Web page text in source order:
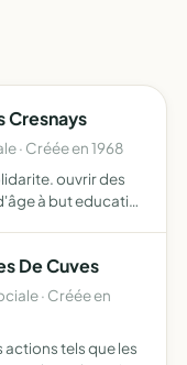
Cresnays
· Créée en 1968
ouvrir des
à but educatif,
De Cuves
· Créée en
actions tels que les